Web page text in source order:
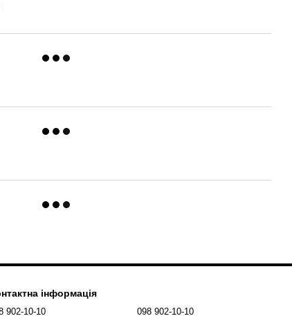
інформація
902-10-10 098 902-10-10